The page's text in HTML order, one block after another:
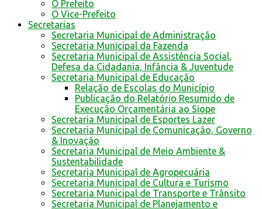
O Prefeito
O Vice-Prefeito
Secretarias
Secretaria Municipal de Administração
Secretaria Municipal da Fazenda
Secretaria Municipal de Assistência Social,
Defesa da Cidadania, Infância & Juventude
Secretaria Municipal de Educação
Relação de Escolas do Município
Publicação do Relatório Resumido de
Execução Orçamentária ao Siope
Secretaria Municipal de Esportes Lazer
Secretaria Municipal de Comunicação, Governo
& Inovação
Secretaria Municipal de Meio Ambiente &
Sustentabilidade
Secretaria Municipal de Agropecuária
Secretaria Municipal de Cultura e Turismo
Secretaria Municipal de Transporte e Trânsito
Secretaria Municipal de Planejamento e